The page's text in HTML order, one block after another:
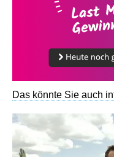
Das könnte Sie auch